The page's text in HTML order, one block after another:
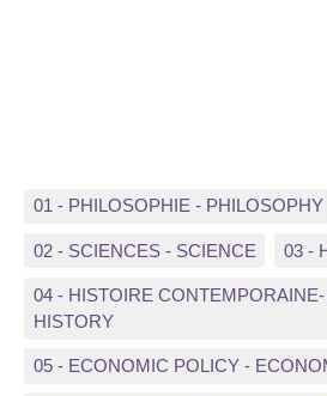
01 - PHILOSOPHIE - PHILOSOPHY
02 - SCIENCES - SCIENCE 03 -
04 - HISTOIRE
HISTORY
05 - ECONOMIC POLICY -